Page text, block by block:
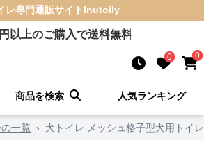
レ専門通販サイト Inutoily
以上のご購入で送料無料
0 0
商品を検索 人気ランキング
の一覧 › 犬トイレ メッシュ格子型犬用トイ